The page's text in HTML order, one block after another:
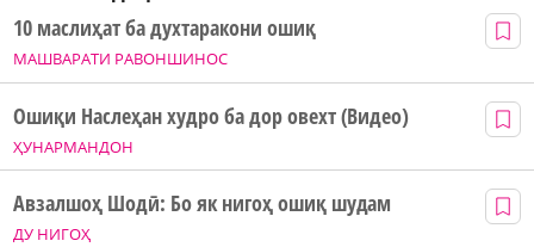
МАШВАРАТИ РАВОНШИНОС
10 маслиҳат ба духтаракони ошиқ
ҲУНАРМАНДОН
Ошиқи Наслеҳан худро ба дор овехт (Видео)
ДУ НИГОҲ
Авзалшоҳ Шодӣ: Бо як нигоҳ ошиқ шудам